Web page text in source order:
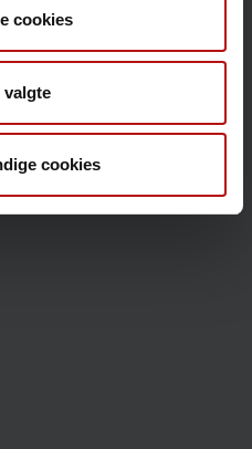
cookies
valgte
cookies